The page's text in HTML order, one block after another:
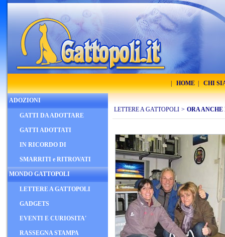
HOME CHI
ADOZIONI
GATTI DA ADOTTARE
GATTI ADOTTATI
IN RICORDO DI
SMARRITI e RITROVATI
MONDO GATTOPOLI
LETTERE A GATTOPOLI
GADGETS
EVENTI E CURIOSITA'
RASSEGNA STAMPA
LETTERE A GATTOPOLI > ORA